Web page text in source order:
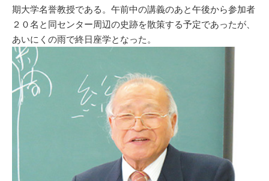
期大学名誉教授である。午前中の講義のあと午後から参加者
２０名と同センター周辺の史跡を散策する予定であったが、
あいにくの雨で終日座学となった。